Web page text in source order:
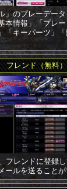
」のプレーデータ
本情報」「プレ
「キーパーツ」
フレンド（無料）
フレンドに登録
ールを送ることが